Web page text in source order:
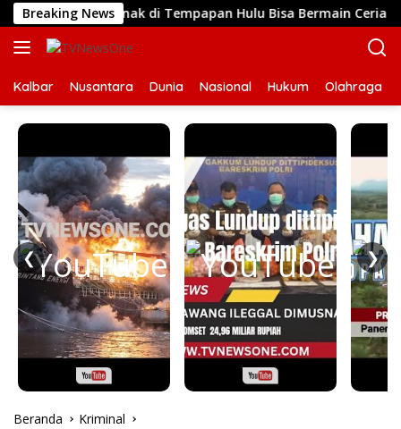
Langsung
ke
konten
Breaking News
Kini Anak-Anak di Tempapan Hulu Bisa Bermain Ceria
Kalbar Nusantara Dunia Nasional Hukum Olahraga
❮ ❯
Beranda Kriminal